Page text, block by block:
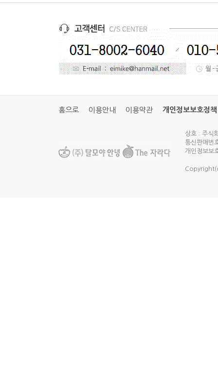
홈으로 이용안내 이용약관 개인정보보호정책
상호 : 주식
통신판매
개인정보보